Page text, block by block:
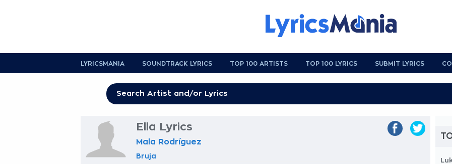
LYRICSMANIA SOUNDTRACK LYRICS TOP 100 ARTISTS TOP 100 LYRICS SUBMIT LYRICS
Ella Lyrics
Mala Rodríguez
Bruja